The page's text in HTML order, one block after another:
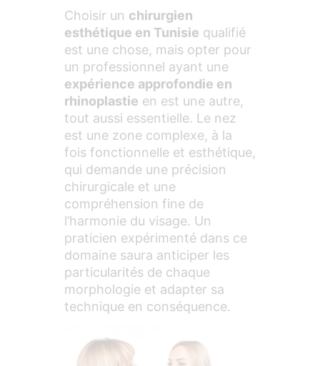
Choisir un chirurgien
esthétique en Tunisie qualifié
est une chose, mais opter pour
un professionnel ayant une
expérience approfondie en
rhinoplastie en est une autre,
tout aussi essentielle. Le nez
est une zone complexe, à la
fois fonctionnelle et esthétique,
qui demande une précision
chirurgicale et une
compréhension fine de
l’harmonie du visage. Un
praticien expérimenté dans ce
domaine saura anticiper les
particularités de chaque
morphologie et adapter sa
technique en conséquence.